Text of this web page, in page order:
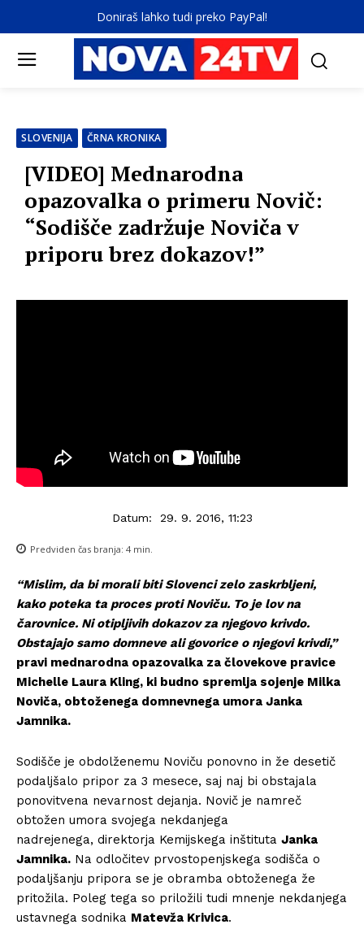
Doniraš lahko tudi preko PayPal!
SLOVENIJA ČRNA KRONIKA
[VIDEO] Mednarodna
opazovalka o primeru Novič:
“Sodišče zadržuje Noviča v
priporu brez dokazov!”
Datum: 29. 9. 2016, 11:23
Predviden čas branja: 4 min.
“Mislim, da bi morali biti Slovenci zelo zaskrbljeni,
kako poteka ta proces proti Noviču. To je lov na
čarovnice. Ni otipljivih dokazov za njegovo krivdo.
Obstajajo samo domneve ali govorice o njegovi krivdi,”
pravi mednarodna opazovalka za človekove pravice
Michelle Laura Kling, ki budno spremlja sojenje Milka
Noviča, obtoženega domnevnega umora Janka
Jamnika.
Sodišče je obdolženemu Noviču ponovno in že desetič
podaljšalo pripor za 3 mesece, saj naj bi obstajala
ponovitvena nevarnost dejanja. Novič je namreč
obtožen umora svojega nekdanjega
nadrejenega, direktorja Kemijskega inštituta Janka
Jamnika. Na odločitev prvostopenjskega sodišča o
podaljšanju pripora se je obramba obtoženega že
pritožila. Poleg tega so priložili tudi mnenje nekdanjega
ustavnega sodnika Matevža Krivica.